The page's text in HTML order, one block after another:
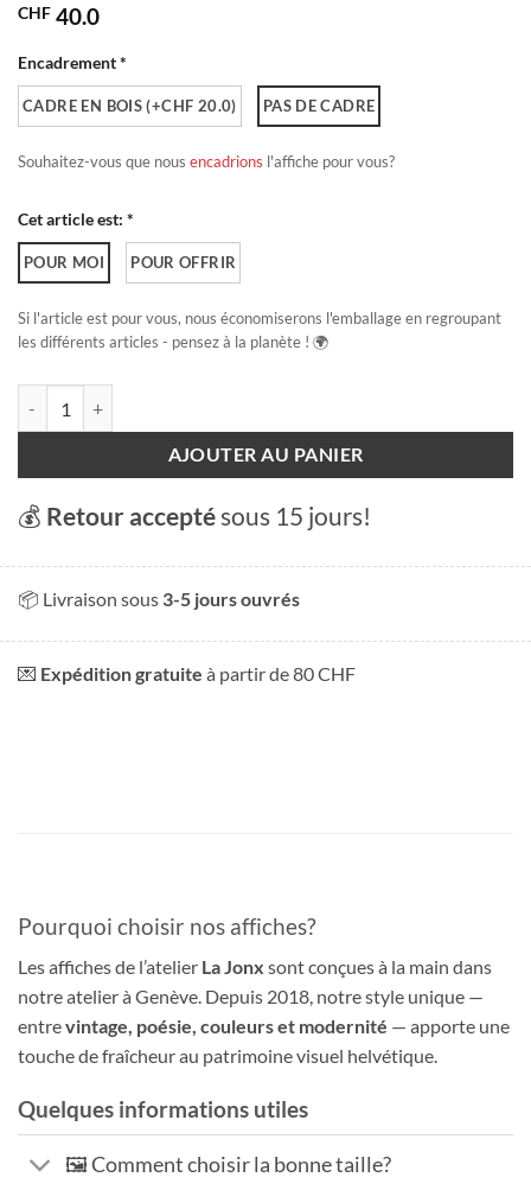
CHF 40.0
Encadrement *
CADRE EN BOIS (+CHF 20.0) PAS DE CADRE
Souhaitez-vous que nous encadrions l'affiche pour vous?
Cet article est: *
POUR MOI POUR OFFRIR
Si l'article est pour vous, nous économiserons l'emballage en regroupant
les différents articles - pensez à la planète ! 🌍
AJOUTER AU PANIER
💰 Retour acceptésous 15 jours!
📦 Livraison sous 3-5 jours ouvrés
💌 Expédition gratuite à partir de 80 CHF
Pourquoi choisir nos affiches?
Les affiches de l’atelier La Jonx sont conçues à la main dans
notre atelier à Genève. Depuis 2018, notre style unique —
entrevintage, poésie, couleurs et modernité — apporte une
touche de fraîcheur au patrimoine visuel helvétique.
Quelques informations utiles
🖼️ Comment choisir la bonne taille?